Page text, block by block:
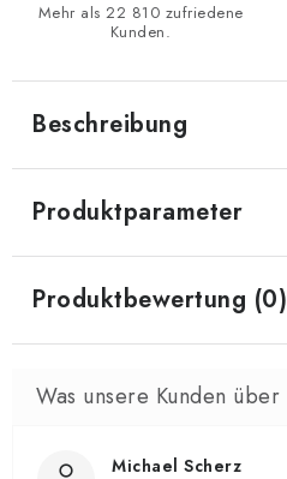
Mehr als 22 810 zufriedene
Kunden.
Beschreibung
Produktparameter
Produktbewertung (0)
Michael Scherz